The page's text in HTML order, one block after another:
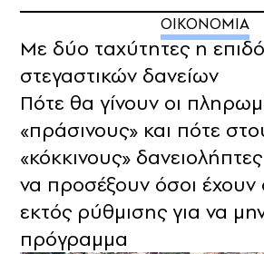
ΟΙΚΟΝΟΜΙΑ
Με δύο ταχύτητες η
στεγαστικών δανείων
Πότε θα γίνουν οι
«πράσινους» και πότε
«κόκκινους»
να προσέξουν όσοι έχουν
εκτός ρύθμισης για να
πρόγραμμα